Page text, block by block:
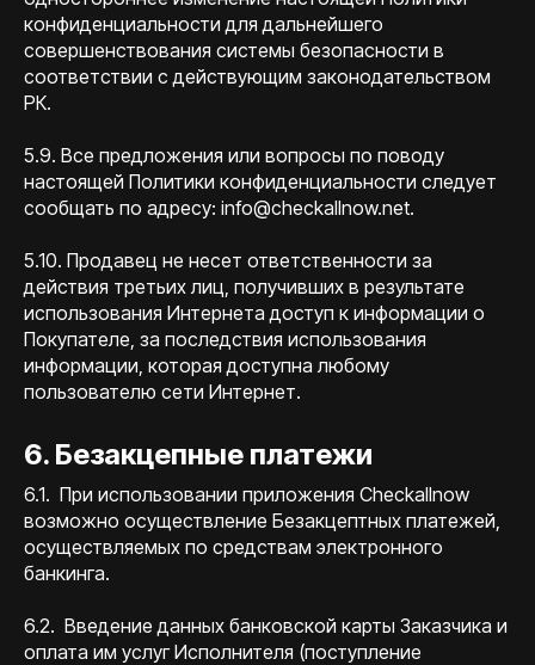
конфиденциальности для дальнейшего
совершенствования системы безопасности в
соответствии с действующим законодательством
РК.
5.9. Все предложения или вопросы по поводу
настоящей Политики конфиденциальности следует
сообщать по адресу: info@checkallnow.net.
5.10. Продавец не несет ответственности за
действия третьих лиц, получивших в результате
использования Интернета доступ к информации о
Покупателе, за последствия использования
информации, которая доступна любому
пользователю сети Интернет.
6. Безакцепные платежи
6.1. При использовании приложения Checkallnow
возможно осуществление Безакцептных платежей,
осуществляемых по средствам электронного
банкинга.
6.2. Введение данных банковской карты Заказчика и
оплата им услуг Исполнителя (поступление